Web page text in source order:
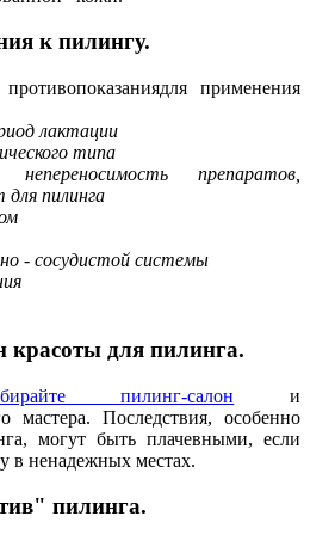
к пилингу.
применения
лактации
типа
препаратов,
пилинга
- сосудистой системы
красоты для пилинга.
пилинг-салон и
мастера. Последствия, особенно
могут быть плачевными, если
в ненадежных местах.
пилинга.